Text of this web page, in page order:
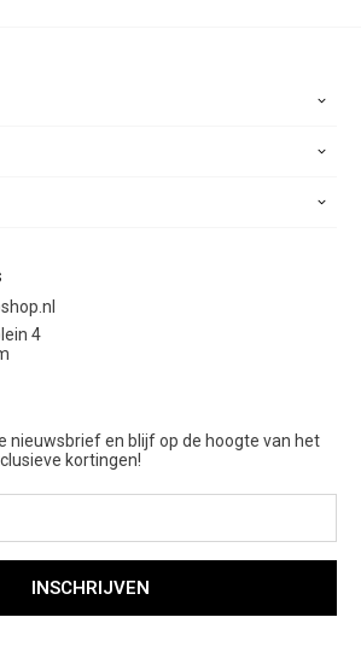
4
nieuwsbrief en blijf op de hoogte van het
kortingen!
INSCHRIJVEN